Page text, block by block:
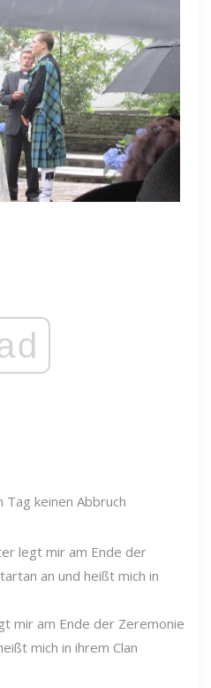
Tag keinen Abbruch
mir am Ende der Zeremonie
mich in ihrem Clan